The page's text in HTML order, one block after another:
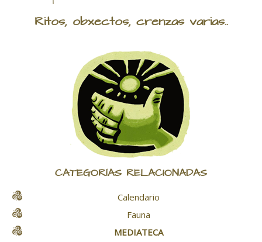
Ritos, obxectos, crenzas varias..
CATEGORÍAS RELACIONADAS
Calendario
Fauna
MEDIATECA